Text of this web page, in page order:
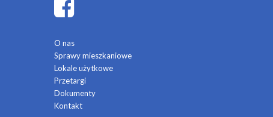
O nas
Sprawy mieszkaniowe
Lokale użytkowe
Przetargi
Dokumenty
Kontakt